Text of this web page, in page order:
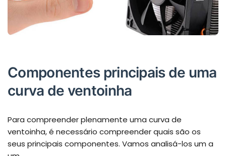
Componentes principais de uma
curva de ventoinha
Para compreender plenamente uma curva de
ventoinha, é necessário compreender quais são os
seus principais componentes. Vamos analisá-los um a